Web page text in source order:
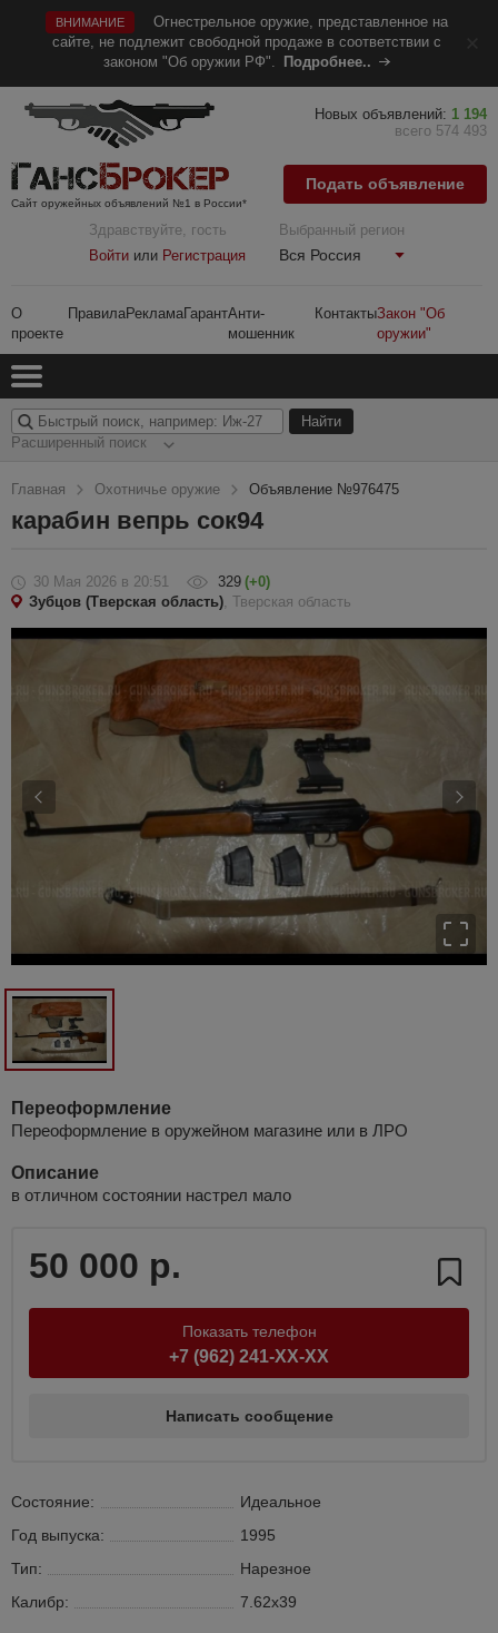
ВНИМАНИЕ
Огнестрельное оружие, представленное на
сайте, не подлежит свободной продаже в соответствии с
законом "Об оружии РФ".
Подробнее..
Сайт оружейных объявлений №1 в России*
Здравствуйте, гость
Войти или Регистрация
Выбранный регион
Вся Россия
О
проекте
ПравилаРекламаГарантАнти-
мошенник
КонтактыЗакон "Об
оружии"
Новых объявлений: 1 194
всего 574 493
Подать объявление
Расширенный поиск
Главная Охотничье оружие Объявление №976475
карабин вепрь сок94
30 Мая 2026 в 20:51 329 (+0)
Зубцов (Тверская область), Тверская область
Переоформление
Переоформление в оружейном магазине или в ЛРО
Описание
в отличном состоянии настрел мало
50 000 р.
Показать телефон
+7 (962) 241-XX-XX
Написать сообщение
Состояние:
Идеальное
Год выпуска:
1995
Тип:
Нарезное
Калибр:
7.62х39